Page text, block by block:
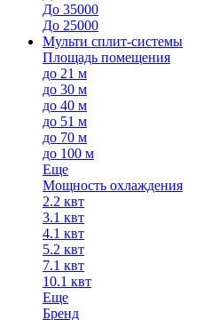
До 35000
До 25000
Мульти сплит-системы
Площадь помещения
до 21 м
до 30 м
до 40 м
до 51 м
до 70 м
до 100 м
Еще
Мощность охлаждения
2.2 квт
3.1 квт
4.1 квт
5.2 квт
7.1 квт
10.1 квт
Еще
Бренд